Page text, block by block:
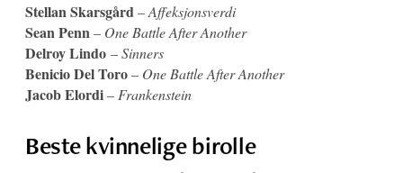
Stellan Skarsgård–Affeksjonsverdi
Sean Penn– One Battle After Another
Delroy Lindo –Sinners
Benicio Del Toro– One Battle After Another
Jacob Elordi–Frankenstein
Beste kvinnelige birolle